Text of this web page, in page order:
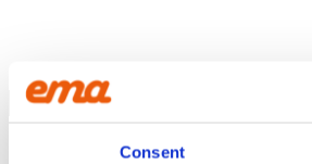
Consent
Products search